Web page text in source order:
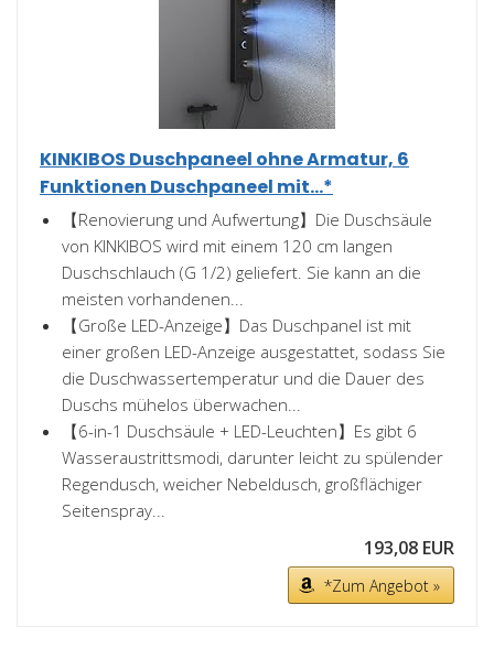
KINKIBOS Duschpaneel ohne Armatur, 6
Funktionen Duschpaneel mit...*
【Renovierung und Aufwertung】Die Duschsäule
von KINKIBOS wird mit einem 120 cm langen
Duschschlauch (G 1/2) geliefert. Sie kann an die
meisten vorhandenen...
【Große LED-Anzeige】Das Duschpanel ist mit
einer großen LED-Anzeige ausgestattet, sodass Sie
die Duschwassertemperatur und die Dauer des
Duschs mühelos überwachen...
【6-in-1 Duschsäule + LED-Leuchten】Es gibt 6
Wasseraustrittsmodi, darunter leicht zu spülender
Regendusch, weicher Nebeldusch, großflächiger
Seitenspray...
193,08 EUR
*Zum Angebot »